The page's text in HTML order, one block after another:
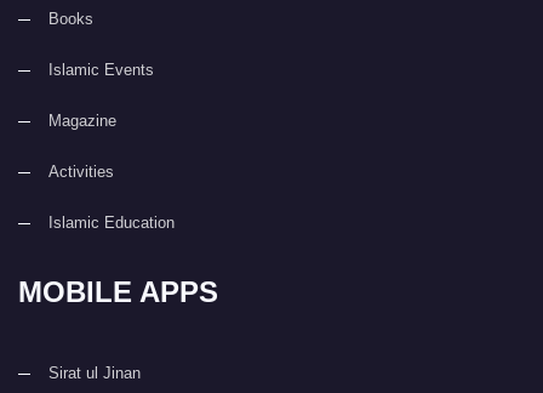
Books
Islamic Events
Magazine
Activities
Islamic Education
MOBILE APPS
Sirat ul Jinan